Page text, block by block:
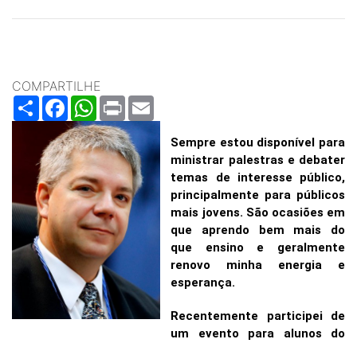
COMPARTILHE
ShareFacebookWhatsApp
Print
Sempre estou disponível para
ministrar palestras e debater
temas de interesse público,
principalmente para públicos
mais jovens. São ocasiões em
que aprendo bem mais do
que ensino e geralmente
renovo minha energia e
esperança.
Recentemente participei de
um evento para alunos do